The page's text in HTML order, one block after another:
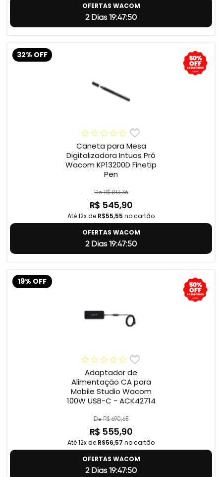
OFERTAS WACOM
2 Dias 19:47:49
32% OFF
Caneta para Mesa
Digitalizadora Intuos Pró
Wacom KP13200D Finetip
Pen
De R$ 813,36
R$ 545,90
Até 12x de R$55,55 no cartão
OFERTAS WACOM
2 Dias 19:47:49
19% OFF
Adaptador de
Alimentação CA para
Mobile Studio Wacom
100W USB-C - ACK42714
De R$ 690,65
R$ 555,90
Até 12x de R$56,57 no cartão
OFERTAS WACOM
2 Dias 19:47:49